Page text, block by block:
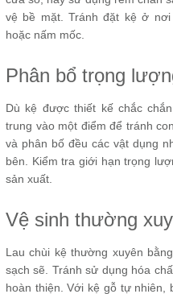
vệ bề mặt. Tránh đặt kệ ở
hoặc nấm mốc.
Phân bổ trọng
Dù kệ được thiết kế chắc
trung vào một điểm để tránh
và phân bố đều các vật dụng
bên. Kiểm tra giới hạn trọng
sản xuất.
Vệ sinh thường
Lau chùi kệ thường xuyên
sạch sẽ. Tránh sử dụng hóa
hoàn thiện. Với kệ gỗ tự nhiên,